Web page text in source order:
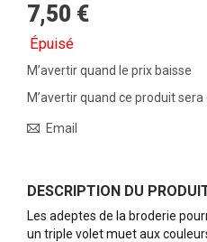
7,50 €
Épuisé
M’avertir quand le prix baisse
M’avertir quand ce produit
Email
DESCRIPTION DU
Les adeptes de la broderie
un triple volet muet aux